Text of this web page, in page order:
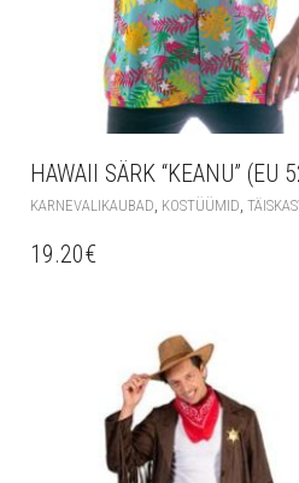
HAWAII SÄRK “KEANU” (EU
KARNEVALIKAUBAD, KOSTÜÜMID,
19.20€